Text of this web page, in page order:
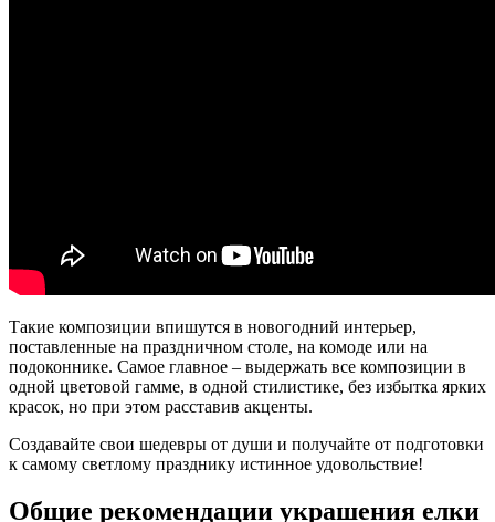
Такие композиции впишутся в новогодний интерьер,
поставленные на праздничном столе, на комоде или на
подоконнике. Самое главное – выдержать все композиции в
одной цветовой гамме, в одной стилистике, без избытка ярких
красок, но при этом расставив акценты.
Создавайте свои шедевры от души и получайте от подготовки
к самому светлому празднику истинное удовольствие!
Общие рекомендации украшения елки